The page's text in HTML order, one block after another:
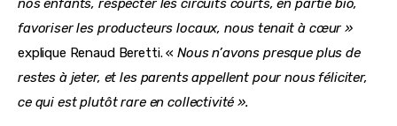
favoriser les producteurs locaux, nous tenait à cœur »
explique Renaud Beretti. « Nous n’avons presque plus de
restes à jeter, et les parents appellent pour nous féliciter,
ce qui est plutôt rare en collectivité ».